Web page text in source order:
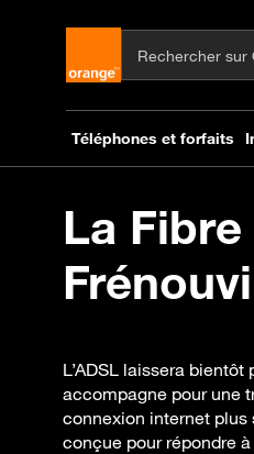
La
L’ADSL laissera
accompagne pour une
connexion internet plus
conçue pour répondre